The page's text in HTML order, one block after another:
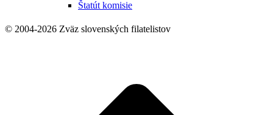
Štatút komisie
© 2004-2026 Zväz slovenských filatelistov